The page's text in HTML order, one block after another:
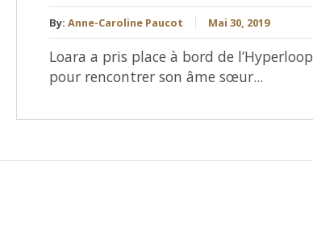
By: Anne-Caroline Paucot Mai 30, 2019
Loara a pris place à bord de l’Hyperloop
pour rencontrer son âme sœur...